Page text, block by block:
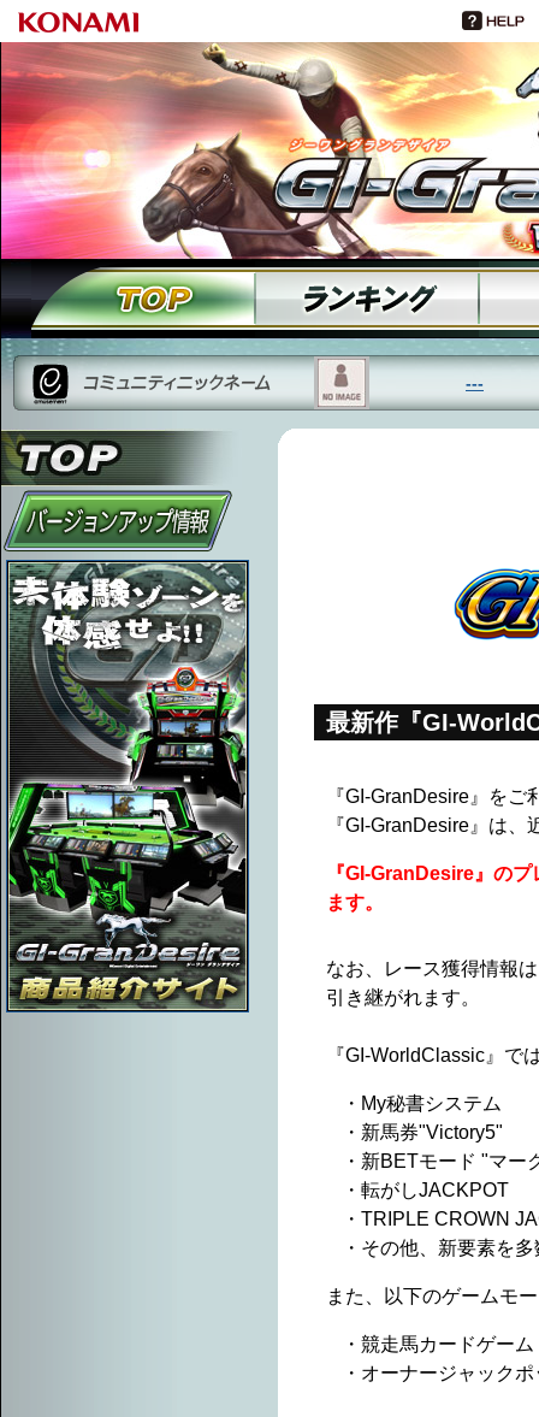
---
TOP
最新作『GI-
『GI-GranDesire』を
『GI-GranDesire』は
『GI-GranDesire』の
ます。
なお、レース獲得情報
引き継がれます。
『GI-WorldClassic』で
・My秘書システム
・新馬券"Victory5"
・新BETモード "マー
・転がしJACKPOT
・TRIPLE CROWN
・その他、新要素を
また、以下のゲームモ
・競走馬カードゲーム
・オーナージャック